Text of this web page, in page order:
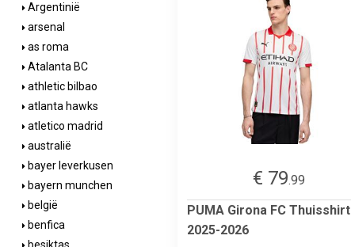
Argentinië
arsenal
as roma
Atalanta BC
athletic bilbao
atlanta hawks
atletico madrid
australië
bayer leverkusen
bayern munchen
belgië
benfica
€ 79.99
PUMA Girona FC Thuisshirt
2025-2026